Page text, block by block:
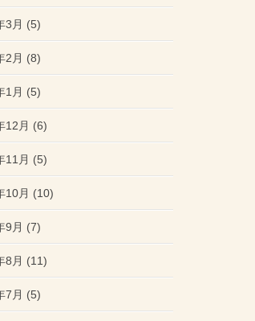
3月 (5)
2月 (8)
1月 (5)
12月 (6)
11月 (5)
10月 (10)
9月 (7)
8月 (11)
7月 (5)